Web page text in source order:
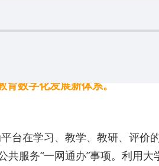
数字化发展新体系。
台在学习、教学、教研、评价
服务“一网通办”事项。利用